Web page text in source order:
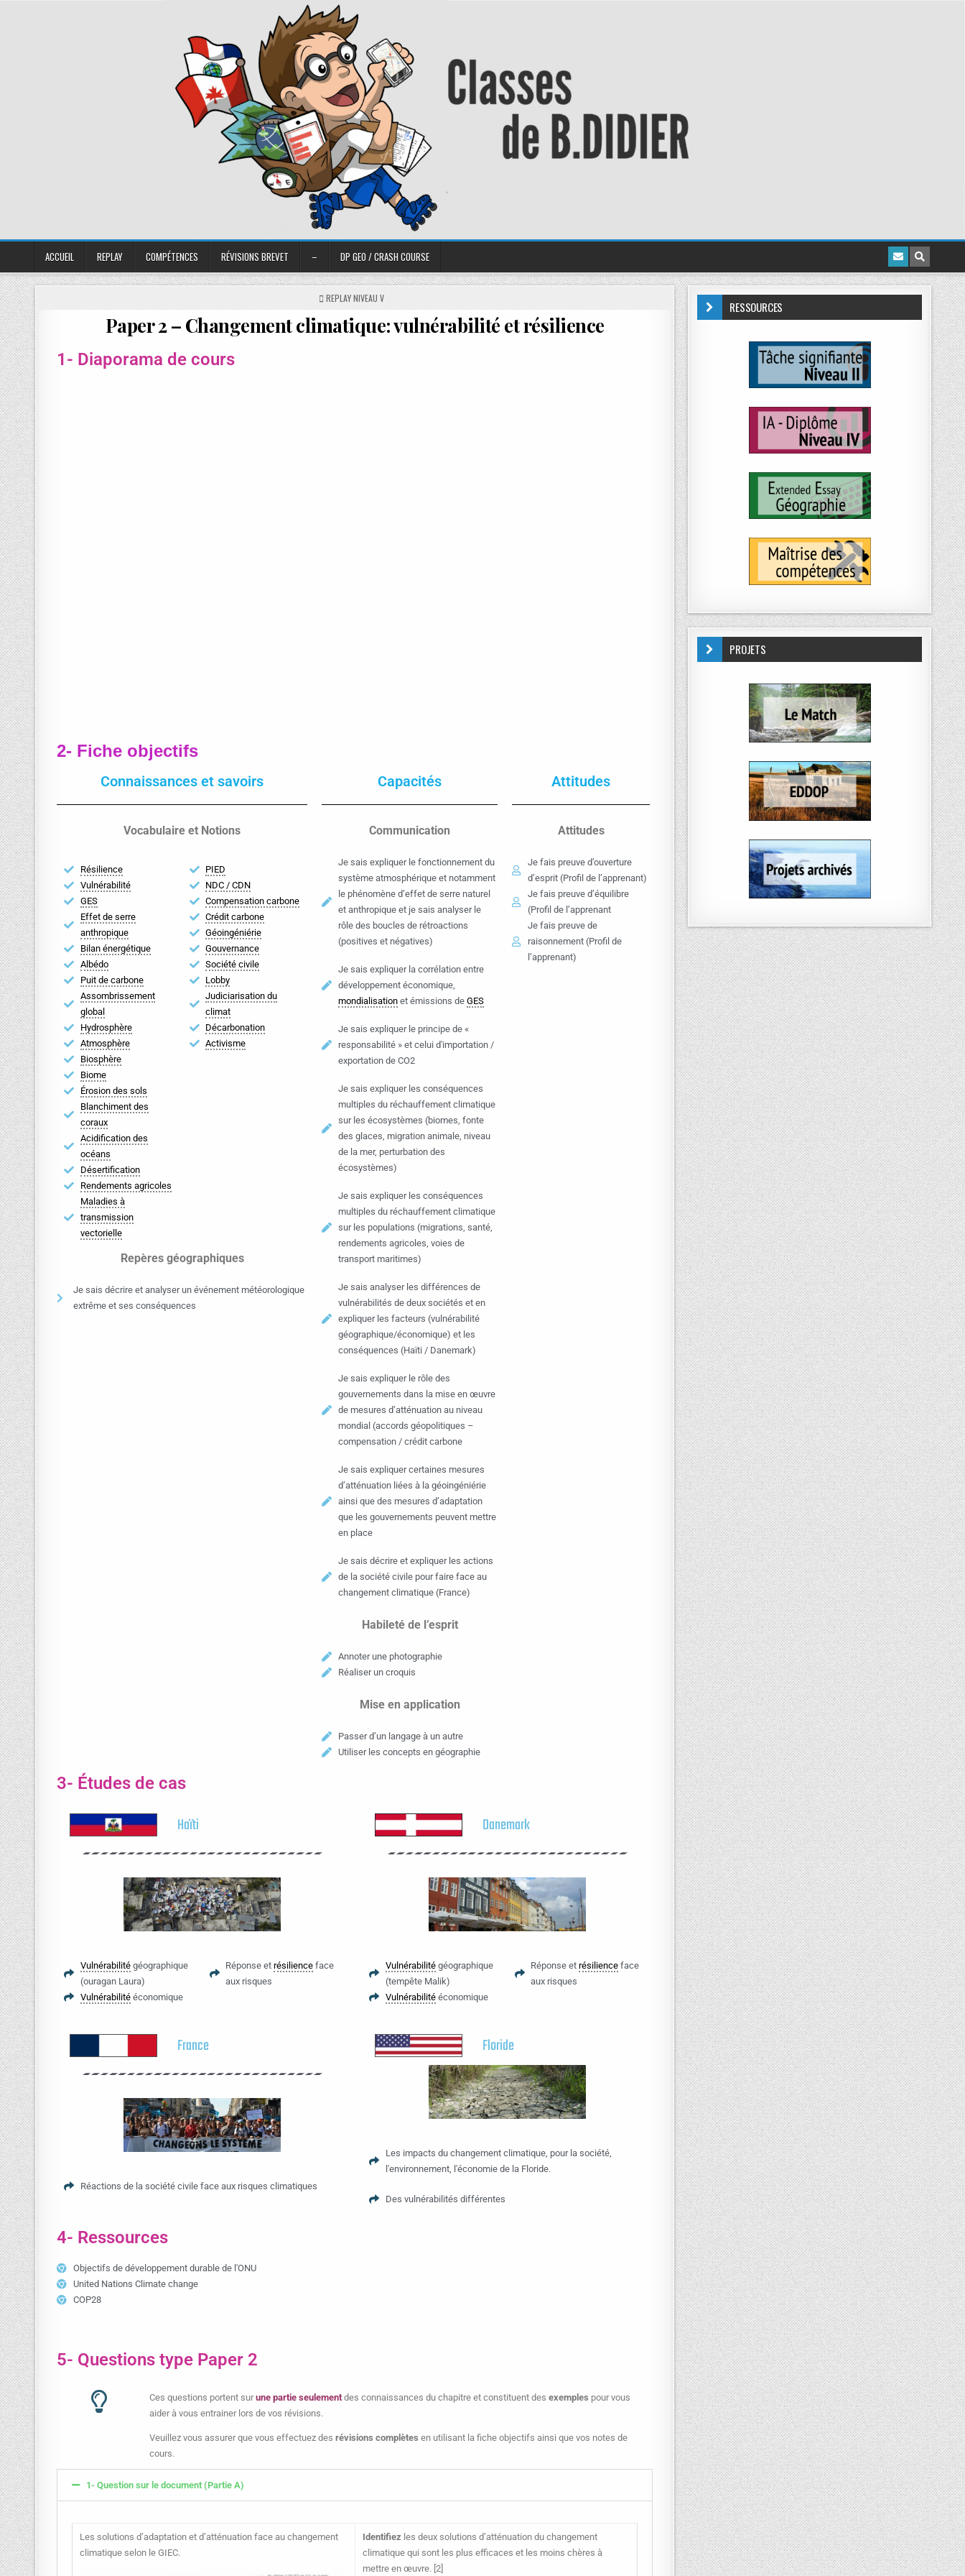
ACCUEIL REPLAY COMPÉTENCES RÉVISIONS BREVET – DP GEO / CRASH COURSE
REPLAY NIVEAU V
Paper 2 – Changement climatique: vulnérabilité et résilience
1- Diaporama de cours
2- Fiche objectifs
Connaissances et savoirs
Vocabulaire et Notions
Résilience
Vulnérabilité
GES
Effet de serre
anthropique
Bilan énergétique
Albédo
Puit de carbone
Assombrissement
global
Hydrosphère
Atmosphère
Biosphère
Biome
Érosion des sols
Blanchiment des
coraux
Acidification des
océans
Désertification
Rendements agricoles
Maladies à
transmission
vectorielle
PIED
NDC / CDN
Compensation carbone
Crédit carbone
Géoingéniérie
Gouvernance
Société civile
Lobby
Judiciarisation du
climat
Décarbonation
Activisme
Repères géographiques
Je sais décrire et analyser un événement météorologique
extrême et ses conséquences
Capacités
Communication
Je sais expliquer le fonctionnement du
système atmosphérique et notamment
le phénomène d’effet de serre naturel
et anthropique et je sais analyser le
rôle des boucles de rétroactions
(positives et négatives)
Je sais expliquer la corrélation entre
développement économique,
mondialisationet émissions de GES
Je sais expliquer le principe de «
responsabilité » et celui d'importation /
exportation de CO2
Je sais expliquer les conséquences
multiples du réchauffement climatique
sur les écosystèmes (biomes, fonte
des glaces, migration animale, niveau
de la mer, perturbation des
écosystèmes)
Je sais expliquer les conséquences
multiples du réchauffement climatique
sur les populations (migrations, santé,
rendements agricoles, voies de
transport maritimes)
Je sais analyser les différences de
vulnérabilités de deux sociétés et en
expliquer les facteurs (vulnérabilité
géographique/économique) et les
conséquences (Haïti / Danemark)
Je sais expliquer le rôle des
gouvernements dans la mise en œuvre
de mesures d’atténuation au niveau
mondial (accords géopolitiques –
compensation / crédit carbone
Je sais expliquer certaines mesures
d’atténuation liées à la géoingéniérie
ainsi que des mesures d’adaptation
que les gouvernements peuvent mettre
en place
Je sais décrire et expliquer les actions
de la société civile pour faire face au
changement climatique (France)
Habileté de l’esprit
Annoter une photographie
Réaliser un croquis
Mise en application
Passer d’un langage à un autre
Utiliser les concepts en géographie
Attitudes
Attitudes
Je fais preuve d’ouverture
d’esprit (Profil de l’apprenant)
Je fais preuve d’équilibre
(Profil de l’apprenant
Je fais preuve de
raisonnement (Profil de
l’apprenant)
3- Études de cas
Haïti
Vulnérabilitégéographique
(ouragan Laura)
Vulnérabilitééconomique
Réponse etrésilience face
aux risques
Danemark
Vulnérabilitégéographique
(tempête Malik)
Vulnérabilitééconomique
Réponse etrésilience face
aux risques
France
Réactions de la société civile face aux risques climatiques
Floride
Les impacts du changement climatique, pour la société,
l'environnement, l'économie de la Floride.
Des vulnérabilités différentes
4- Ressources
Objectifs de développement durable de l'ONU
United Nations Climate change
COP28
5- Questions type Paper 2
Ces questions portent surune partie seulement des connaissances du chapitre et constituent des exemples pour vous
aider à vous entrainer lors de vos révisions.
Veuillez vous assurer que vous effectuez des révisions complètes en utilisant la fiche objectifs ainsi que vos notes de
cours.
1- Question sur le document (Partie A)
Les solutions d’adaptation et d’atténuation face au changement
climatique selon le GIEC.
Identifiez les deux solutions d’atténuation du changement
climatique qui sont les plus efficaces et les moins chères à
mettre en œuvre. [2]
RESSOURCES
PROJETS